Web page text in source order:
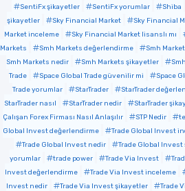
SentiFx şikayetler
SentiFx yorumlar Shiba
şikayetler
Sky Financial Market Sky Financial
Market inceleme
Sky Financial Market lisanslı mı
Markets
Smh Markets değerlendirme Smh
Smh Markets nedir
Smh Markets şikayetler
Trade
Space Global Trade güvenilir mi Space
Trade yorumlar
StarTrader StarTrader
StarTrader nasıl
StarTrader nedir StarTrader
Çalışan Forex Firması Nasıl Anlaşılır
STP Nedir
Global Invest değerlendirme
Trade Global Invest
Trade Global Invest nedir
Trade Global
yorumlar
trade power Trade Via Invest
Invest değerlendirme
Trade Via Invest inceleme
Invest nedir
Trade Via Invest şikayetler Trade